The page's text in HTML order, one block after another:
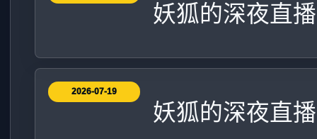
妖狐的深夜直
2026-07-19
妖狐的深夜直